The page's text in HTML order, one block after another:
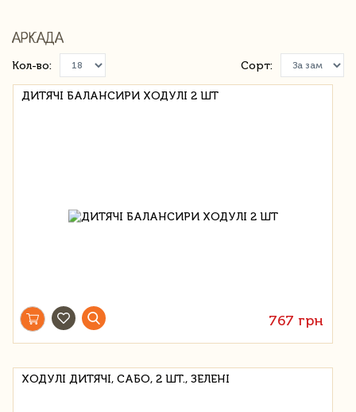
АРКАДА
Кол-во: Сорт:
ДИТЯЧІ БАЛАНСИРИ ХОДУЛІ 2 ШТ
767 грн
ХОДУЛІ ДИТЯЧІ, САБО, 2 ШТ., ЗЕЛЕНІ